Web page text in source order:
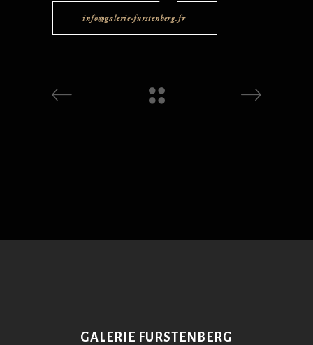
info@galerie-furstenberg.fr
GALERIE FURSTENBERG